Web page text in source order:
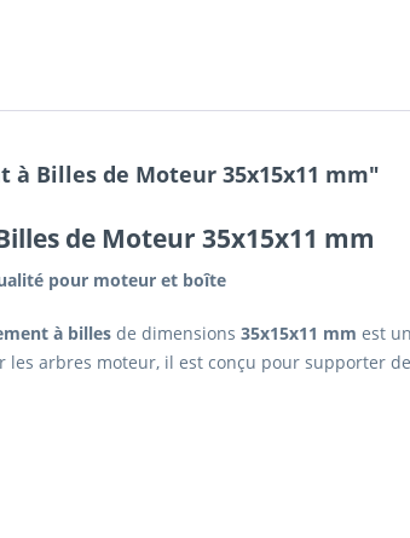
Billes de Moteur 35x15x11 mm"
de Moteur 35x15x11 mm
pour moteur et boîte
à billes de dimensions 35x15x11 mm est
arbres moteur, il est conçu pour supporter